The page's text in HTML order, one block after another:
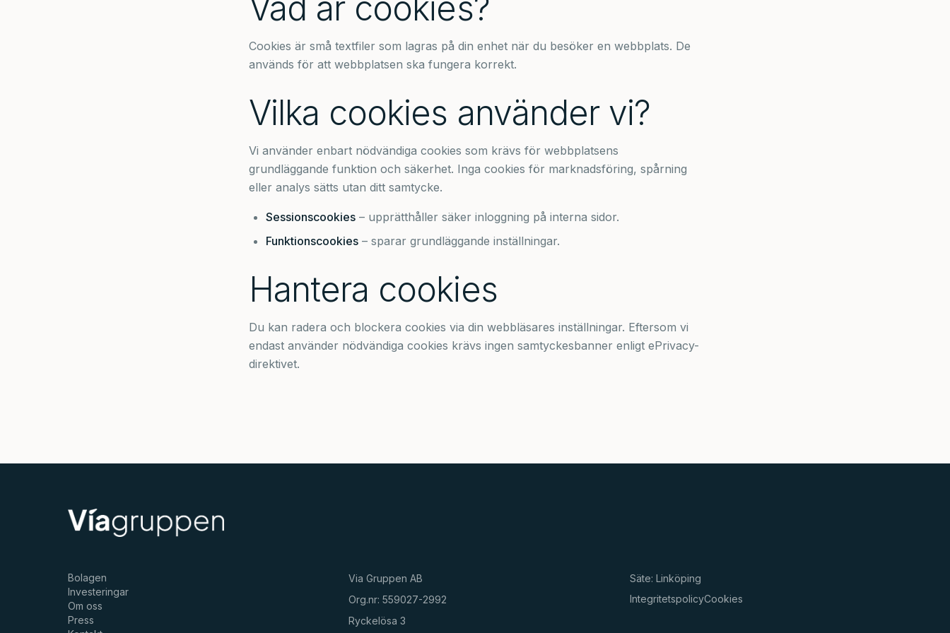
Cookies är små textfiler som lagras på din enhet när du besöker en webbplats. De
används för att webbplatsen ska fungera korrekt.
Vilka cookies använder vi?
Vi använder enbart nödvändiga cookies som krävs för webbplatsens
grundläggande funktion och säkerhet. Inga cookies för marknadsföring, spårning
eller analys sätts utan ditt samtycke.
Sessionscookies – upprätthåller säker inloggning på interna sidor.
Funktionscookies – sparar grundläggande inställningar.
Hantera cookies
Du kan radera och blockera cookies via din webbläsares inställningar. Eftersom vi
endast använder nödvändiga cookies krävs ingen samtyckesbanner enligt ePrivacy-
direktivet.
Bolagen
Investeringar
Om oss
Press
Via Gruppen AB
Org.nr: 559027-2992
Ryckelösa 3
Säte: Linköping
IntegritetspolicyCookies